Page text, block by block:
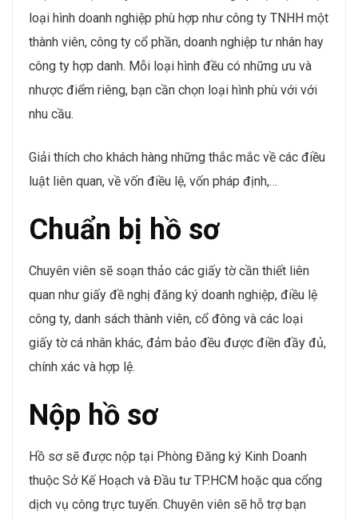
loại hình doanh nghiệp phù hợp như công ty TNHH một
thành viên, công ty cổ phần, doanh nghiệp tư nhân hay
công ty hợp danh. Mỗi loại hình đều có những ưu và
nhược điểm riêng, bạn cần chọn loại hình phù với với
nhu cầu.
Giải thích cho khách hàng những thắc mắc về các điều
luật liên quan, về vốn điều lệ, vốn pháp định,…
Chuẩn bị hồ sơ
Chuyên viên sẽ soạn thảo các giấy tờ cần thiết liên
quan như giấy đề nghị đăng ký doanh nghiệp, điều lệ
công ty, danh sách thành viên, cổ đông và các loại
giấy tờ cá nhân khác, đảm bảo đều được điền đầy đủ,
chính xác và hợp lệ.
Nộp hồ sơ
Hồ sơ sẽ được nộp tại Phòng Đăng ký Kinh Doanh
thuộc Sở Kế Hoạch và Đầu tư TP.HCM hoặc qua cổng
dịch vụ công trực tuyến. Chuyên viên sẽ hỗ trợ bạn